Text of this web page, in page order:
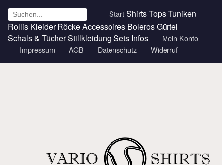
StartShirtsTopsTuniken
Rollis Kleider RöckeAccessoires BolerosGürtel
Schals & TücherStillkleidung Sets Infos
Mein Konto
Impressum
AGB Datenschutz Widerruf